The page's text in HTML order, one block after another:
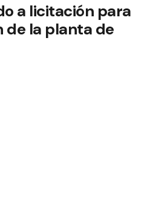
a licitación para
de la planta de